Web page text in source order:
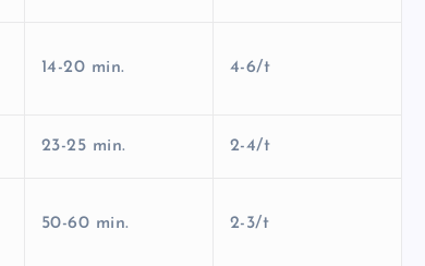
14-20 min. 4-6/t
23-25 min. 2-4/t
50-60 min. 2-3/t